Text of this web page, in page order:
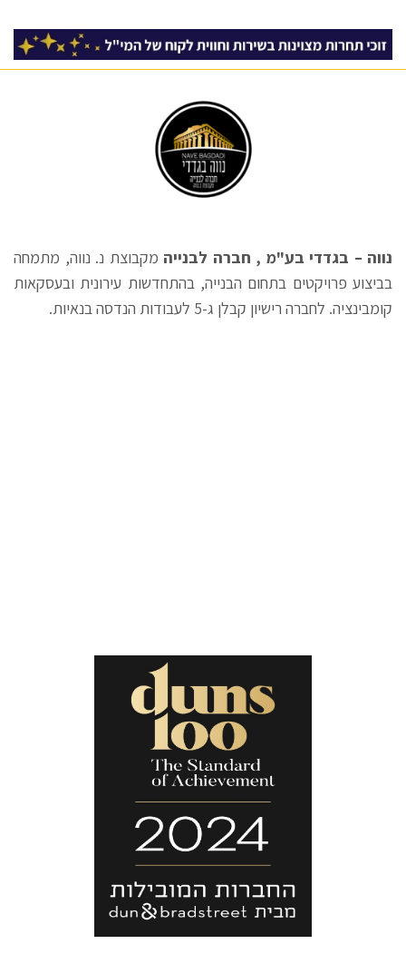
נווה – בגדדי בע"מ , חברה לבנייה מקבוצת נ. נווה, מתמחה
בביצוע פרויקטים בתחום הבנייה, בהתחדשות עירונית ובעסקאות
קומבינציה. לחברה רישיון קבלן ג-5 לעבודות הנדסה בנאיות.